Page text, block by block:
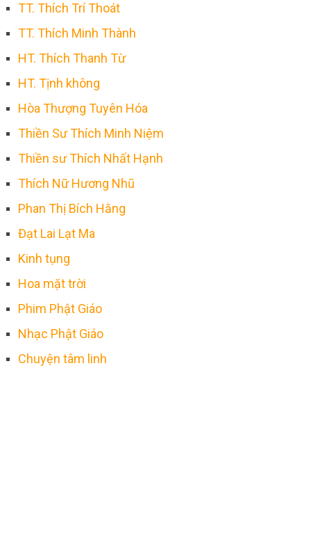
TT. Thích Trí Thoát
TT. Thích Minh Thành
HT. Thích Thanh Từ
HT. Tịnh không
Hòa Thượng Tuyên Hóa
Thiền Sư Thích Minh Niệm
Thiền sư Thích Nhất Hạnh
Thích Nữ Hương Nhũ
Phan Thị Bích Hằng
Đạt Lai Lạt Ma
Kinh tụng
Hoa mặt trời
Phim Phật Giáo
Nhạc Phật Giáo
Chuyện tâm linh